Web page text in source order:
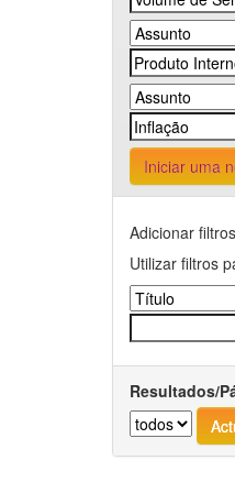
Iniciar uma
Adicionar
Utilizar filtros
Resultados/